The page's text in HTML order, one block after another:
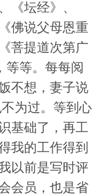
《坛经》、
佛说父母恩重
菩提道次第广
等等。每每阅
不想，妻子说
不为过。等到心
基础了，再工
我的工作得到
以前是写时评
会员，也是省